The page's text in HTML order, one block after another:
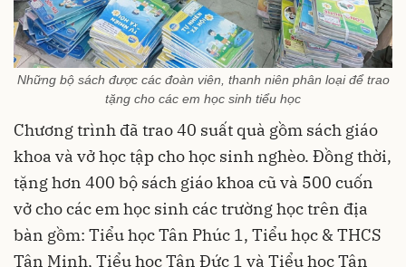
Những bộ sách được các đoàn viên, thanh niên phân loại để trao
tặng cho các em học sinh tiểu học
Chương trình đã trao 40 suất quà gồm sách giáo
khoa và vở học tập cho học sinh nghèo. Đồng thời,
tặng hơn 400 bộ sách giáo khoa cũ và 500 cuốn
vở cho các em học sinh các trường học trên địa
bàn gồm: Tiểu học Tân Phúc 1, Tiểu học & THCS
Tân Minh, Tiểu học Tân Đức 1 và Tiểu học Tân